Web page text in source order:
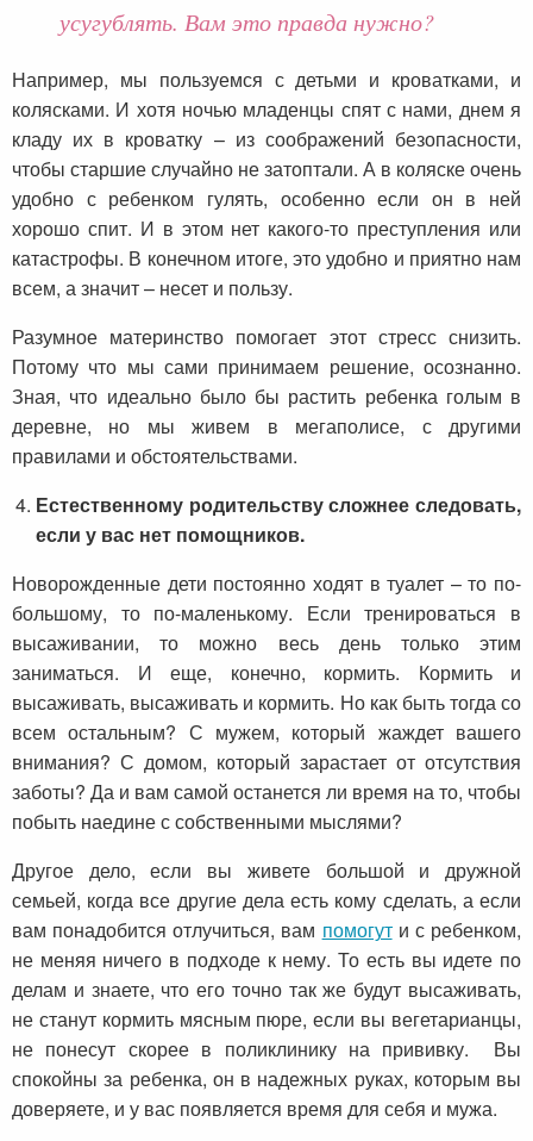
усугублять. Вам это правда нужно?
Например, мы пользуемся с детьми и кроватками, и
колясками. И хотя ночью младенцы спят с нами, днем я
кладу их в кроватку – из соображений безопасности,
чтобы старшие случайно не затоптали. А в коляске очень
удобно с ребенком гулять, особенно если он в ней
хорошо спит. И в этом нет какого-то преступления или
катастрофы. В конечном итоге, это удобно и приятно нам
всем, а значит – несет и пользу.
Разумное материнство помогает этот стресс снизить.
Потому что мы сами принимаем решение, осознанно.
Зная, что идеально было бы растить ребенка голым в
деревне, но мы живем в мегаполисе, с другими
правилами и обстоятельствами.
Естественному родительству сложнее следовать,
если у вас нет помощников.
Новорожденные дети постоянно ходят в туалет – то по-
большому, то по-маленькому. Если тренироваться в
высаживании, то можно весь день только этим
заниматься. И еще, конечно, кормить. Кормить и
высаживать, высаживать и кормить. Но как быть тогда со
всем остальным? С мужем, который жаждет вашего
внимания? С домом, который зарастает от отсутствия
заботы? Да и вам самой останется ли время на то, чтобы
побыть наедине с собственными мыслями?
Другое дело, если вы живете большой и дружной
семьей, когда все другие дела есть кому сделать, а если
вам понадобится отлучиться, вам помогути с ребенком,
не меняя ничего в подходе к нему. То есть вы идете по
делам и знаете, что его точно так же будут высаживать,
не станут кормить мясным пюре, если вы вегетарианцы,
не понесут скорее в поликлинику на прививку. Вы
спокойны за ребенка, он в надежных руках, которым вы
доверяете, и у вас появляется время для себя и мужа.